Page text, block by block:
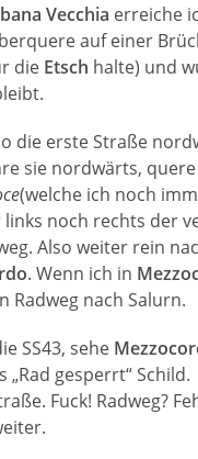
Vecchia erreiche
auf einer
die Etsch halte) und
die erste Straße
sie nordwärts,
(welche ich noch
links noch rechts der
Also weiter rein
. Wenn ich in
Radweg nach Salurn.
SS43, sehe
„Rad gesperrt“ Schild.
Fuck! Radweg?